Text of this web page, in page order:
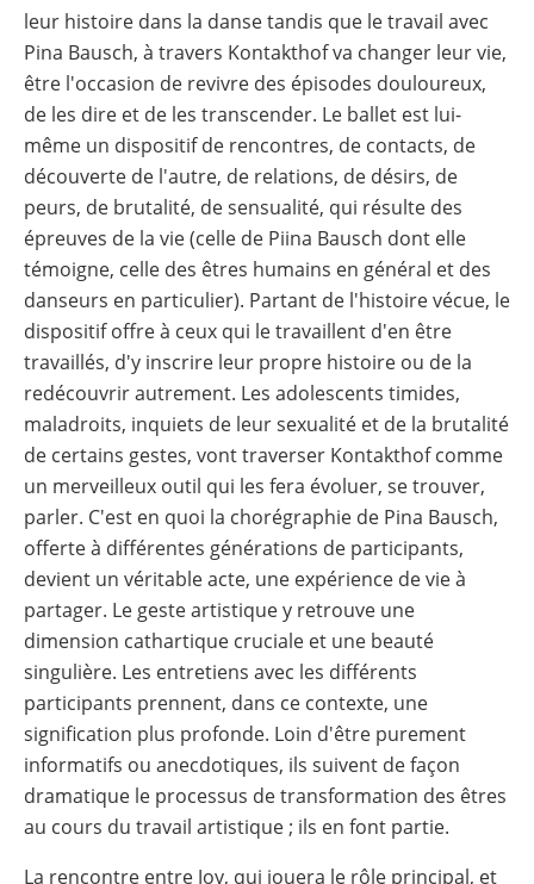
leur histoire dans la danse tandis que le travail avec
Pina Bausch, à travers Kontakthof va changer leur vie,
être l'occasion de revivre des épisodes douloureux,
de les dire et de les transcender. Le ballet est lui-
même un dispositif de rencontres, de contacts, de
découverte de l'autre, de relations, de désirs, de
peurs, de brutalité, de sensualité, qui résulte des
épreuves de la vie (celle de Piina Bausch dont elle
témoigne, celle des êtres humains en général et des
danseurs en particulier). Partant de l'histoire vécue, le
dispositif offre à ceux qui le travaillent d'en être
travaillés, d'y inscrire leur propre histoire ou de la
redécouvrir autrement. Les adolescents timides,
maladroits, inquiets de leur sexualité et de la brutalité
de certains gestes, vont traverser Kontakthof comme
un merveilleux outil qui les fera évoluer, se trouver,
parler. C'est en quoi la chorégraphie de Pina Bausch,
offerte à différentes générations de participants,
devient un véritable acte, une expérience de vie à
partager. Le geste artistique y retrouve une
dimension cathartique cruciale et une beauté
singulière. Les entretiens avec les différents
participants prennent, dans ce contexte, une
signification plus profonde. Loin d'être purement
informatifs ou anecdotiques, ils suivent de façon
dramatique le processus de transformation des êtres
au cours du travail artistique ; ils en font partie.
La rencontre entre Joy, qui jouera le rôle principal, et